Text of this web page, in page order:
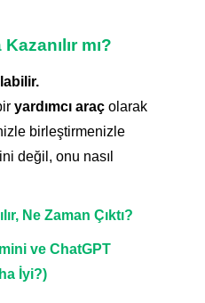
mı?
yardımcı araç olarak
birleştirmenizle
değil, onu nasıl
Ne Zaman Çıktı?
ve ChatGPT
İyi?)